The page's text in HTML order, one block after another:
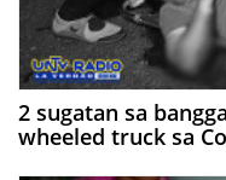
2 sugatan sa
wheeled truck sa